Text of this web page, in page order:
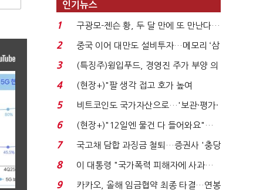
인기뉴스
1
구광모-젠슨 황, 두 달 만에 또 만난다…
로봇·AI 등 논...
2
중국 이어 대만도 설비투자…메모리 ‘삼
국전쟁’
3
(특징주)윙입푸드, 경영진 주가 부양 의
지에 상한가...
4
(현장+)"팔 생각 접고 호가 높여
요"…'덜 똘똘한 한 채' 20...
5
비트코인도 국가자산으로…'보관·평가·
처분' 기준은 ...
6
(현장+)"12일엔 물건 다 들어와요"…
빈 매대 채우며 문 연 ...
7
국고채 담합 과징금 철퇴…증권사 '충당
금 폭탄' 우려...
8
이 대통령 "국가폭력 피해자에 사과…
적극적 조사로 진...
9
카카오, 올해 임금협약 최종 타결…연봉